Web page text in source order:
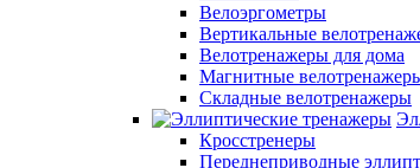
Велоэргометры
Вертикальные
Велотренажеры для дома
Магнитные
Складные велотренажеры
Кросстренеры
Переднеприводные